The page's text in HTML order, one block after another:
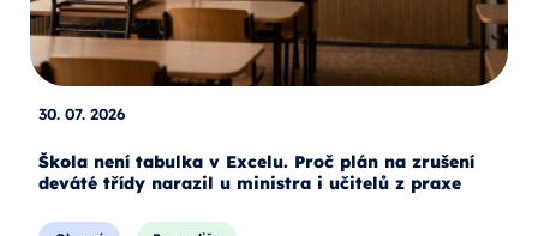
30. 07. 2026
Škola není tabulka v Excelu. Proč plán na zrušení
deváté třídy narazil u ministra i učitelů z praxe